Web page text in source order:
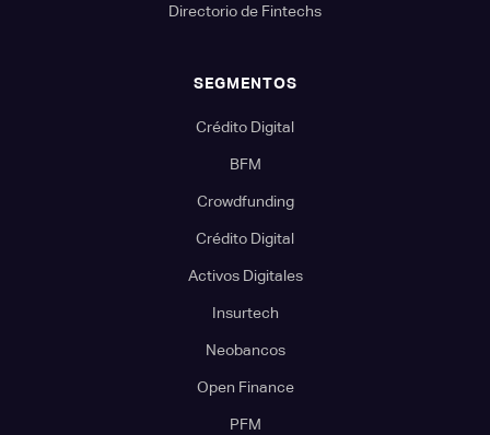
Directorio de Fintechs
SEGMENTOS
Crédito Digital
BFM
Crowdfunding
Crédito Digital
Activos Digitales
Insurtech
Neobancos
Open Finance
PFM